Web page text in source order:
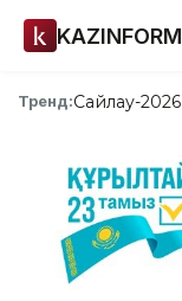
KAZINFORM
Тренд:Сайлау-2026